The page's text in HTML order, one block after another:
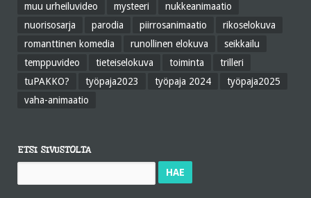
muu urheiluvideo
mysteeri
nukkeanimaatio
nuorisosarja
parodia piirrosanimaatio
rikoselokuva
romanttinen komedia
runollinen elokuva
seikkailu
temppuvideo
tieteiselokuva toiminta
trilleri
tuPAKKO?
työpaja2023 työpaja 2024
työpaja2025
vaha-animaatio
ETSI SIVUSTOLTA